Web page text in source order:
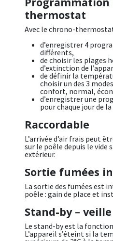
thermostat
Avec le chrono-
d’enregistrer 4
différents,
de choisir les plages
d’extinction de
de définir la
choisir un des 3
confort, normal,
d’enregistrer une
pour chaque jour de
Raccordable
L’arrivée d’air frais peut
sur le poêle depuis le vide
extérieur.
Sortie fumées
La sortie des fumées est
poêle : gain de place et
Stand-by – veille
Le stand-by est la
L’appareil s’éteint si la